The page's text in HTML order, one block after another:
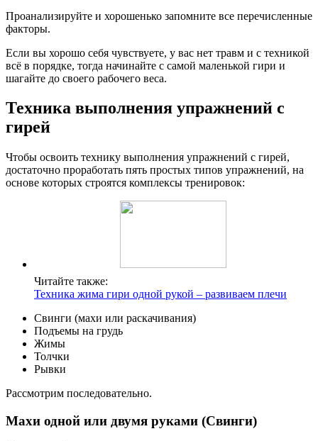
Проанализируйте и хорошенько запомните все перечисленные
факторы.
Если вы хорошо себя чувствуете, у вас нет травм и с техникой
всё в порядке, тогда начинайте с самой маленькой гири и
шагайте до своего рабочего веса.
Техника выполнения упражнений с
гирей
Чтобы освоить технику выполнения упражнений с гирей,
достаточно проработать пять простых типов упражнений, на
основе которых строятся комплексы тренировок:
Читайте также:
Техника жима гири одной рукой – развиваем плечи
Свинги (махи или раскачивания)
Подъемы на грудь
Жимы
Толчки
Рывки
Рассмотрим последовательно.
Махи одной или двумя руками (Свинги)